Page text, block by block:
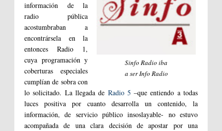
Sinfo Radio iba
a ser Info Radio
información de la
radio pública
acostumbraban a
encontrársela en la
entonces Radio 1,
cuya programación y
coberturas especiales
cumplían de sobra con
lo solicitado. La llegada de Radio 5 –que entiendo a todas
luces positiva por cuanto desarrolla un contenido, la
información, de servicio público insoslayable- no estuvo
acompañada de una clara decisión de apostar por una